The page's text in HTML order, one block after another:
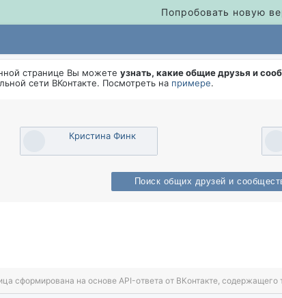
Попробовать новую
странице Вы можете узнать, какие общие друзья и
сети ВКонтакте. Посмотреть на примере.
Кристина Финк
Поиск общих друзей и
сформирована на основе API-ответа от ВКонтакте,